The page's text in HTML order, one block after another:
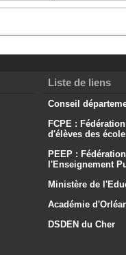
Liste de liens
Conseil
FCPE :
d'élèves des
PEEP :
l'Enseignement
Ministère de
Académie
DSDEN du Cher